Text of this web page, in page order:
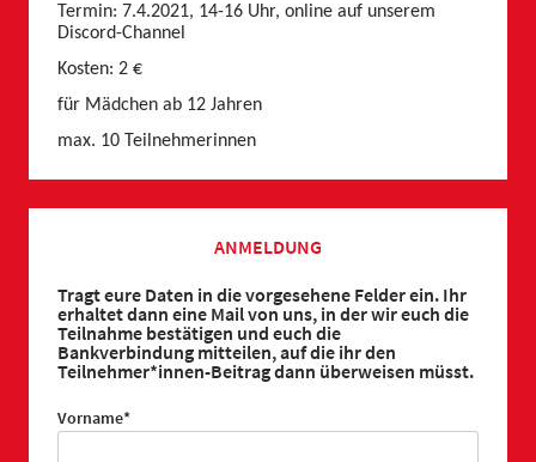
Termin: 7.4.2021, 14-16 Uhr, online auf unserem
Discord-Channel
Kosten: 2 €
für Mädchen ab 12 Jahren
max. 10 Teilnehmerinnen
ANMELDUNG
Tragt eure Daten in die vorgesehene Felder ein. Ihr
erhaltet dann eine Mail von uns, in der wir euch die
Teilnahme bestätigen und euch die
Bankverbindung mitteilen, auf die ihr den
Teilnehmer*innen-Beitrag dann überweisen müsst.
Pflichtfeld
Vorname*